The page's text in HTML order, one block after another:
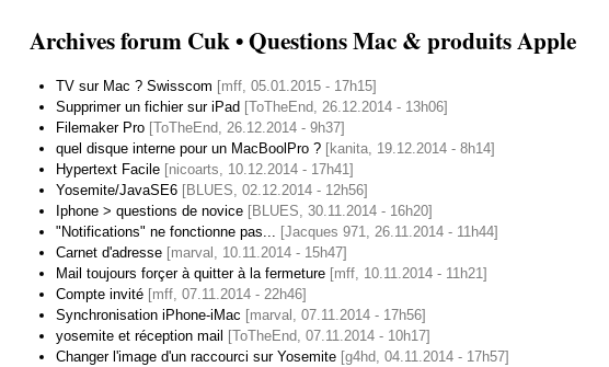
Archives forum Cuk • Questions Mac & produits Apple
TV sur Mac ? Swisscom [mff, 05.01.2015 - 17h15]
Supprimer un fichier sur iPad [ToTheEnd, 26.12.2014 - 13h06]
Filemaker Pro [ToTheEnd, 26.12.2014 - 9h37]
quel disque interne pour un MacBoolPro ? [kanita, 19.12.2014 - 8h14]
Hypertext Facile [nicoarts, 10.12.2014 - 17h41]
Yosemite/JavaSE6 [BLUES, 02.12.2014 - 12h56]
Iphone > questions de novice [BLUES, 30.11.2014 - 16h20]
"Notifications" ne fonctionne pas... [Jacques 971, 26.11.2014 - 11h44]
Carnet d'adresse [marval, 10.11.2014 - 15h47]
Mail toujours forçer à quitter à la fermeture [mff, 10.11.2014 - 11h21]
Compte invité [mff, 07.11.2014 - 22h46]
Synchronisation iPhone-iMac [marval, 07.11.2014 - 17h56]
yosemite et réception mail
[ToTheEnd, 07.11.2014 - 10h17]
Changer l'image d'un raccourci sur Yosemite [g4hd, 04.11.2014 - 17h57]